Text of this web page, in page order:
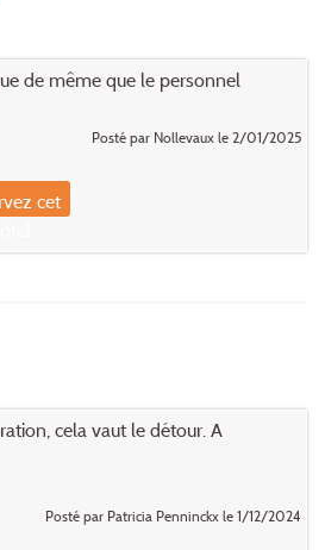
de même que le personnel
Posté par Nollevaux le 2/01/2025
cet
cela vaut le détour. A
Posté par Patricia Penninckx le 1/12/2024